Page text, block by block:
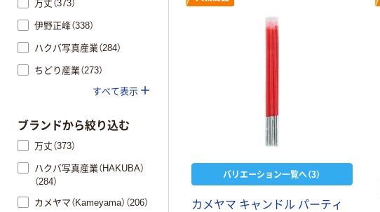
バリエーション一覧へ（3）
カメヤマ キャンドル パーティ
万丈（373）
伊野正峰（338）
ハクバ写真産業（284）
ちどり産業（273）
すべて表示
ブランドから絞り込む
万丈（373）
ハクバ写真産業（HAKUBA）
（284）
カメヤマ（Kameyama）（206）